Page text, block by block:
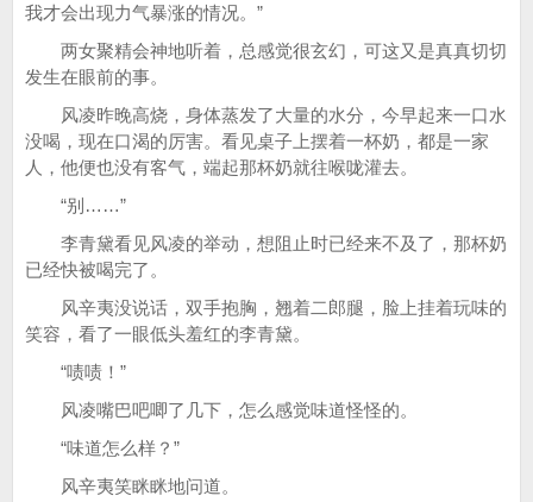
我才会出现力气暴涨的情况。”
两女聚精会神地听着，总感觉很玄幻，可这又是真真切切
发生在眼前的事。
风凌昨晚高烧，身体蒸发了大量的水分，今早起来一口水
没喝，现在口渴的厉害。看见桌子上摆着一杯奶，都是一家
人，他便也没有客气，端起那杯奶就往喉咙灌去。
“别……”
李青黛看见风凌的举动，想阻止时已经来不及了，那杯奶
已经快被喝完了。
风辛夷没说话，双手抱胸，翘着二郎腿，脸上挂着玩味的
笑容，看了一眼低头羞红的李青黛。
“啧啧！”
风凌嘴巴吧唧了几下，怎么感觉味道怪怪的。
“味道怎么样？”
风辛夷笑眯眯地问道。